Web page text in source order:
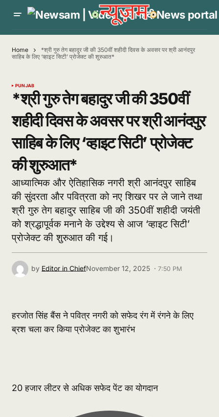
Home
*श्री गुरु तेग बहादुर जी की 350वीं शहीदी दिवस के अवसर पर श्री आनंदपुर
साहिब के लिए ‘व्हाइट सिटी’ प्रोजेक्ट की शुरुआत*
PUNJAB
*श्री गुरु तेग बहादुर जी की 350वीं
शहीदी दिवस के अवसर पर श्री आनंदपुर
साहिब के लिए ‘व्हाइट सिटी’ प्रोजेक्ट
की शुरुआत*
आध्यात्मिक और ऐतिहासिक नगरी श्री आनंदपुर साहिब
की सुंदरता और पवित्रता को नए शिखर पर ले जाने तथा
श्री गुरु तेग बहादुर साहिब जी की 350वीं शहीदी जयंती
को श्रद्धापूर्वक मनाने के उद्देश्य से आज ‘व्हाइट सिटी’
प्रोजेक्ट की शुरुआत की गई।
by Editor in ChiefNovember 12, 2025 · 7:50 PM
हरजोत सिंह बैंस ने पवित्र नगरी को सफेद रंग में रंगने के लिए
ब्रश चला कर किया प्रोजेक्ट का शुभारंभ
20 हजार लीटर से अधिक सफेद पेंट का योगदान